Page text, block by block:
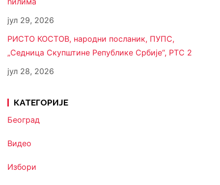
јул 29, 2026
РИСТО КОСТОВ, народни посланик, ПУПС,
„Седница Скупштине Републике Србије“, РТС 2
јул 28, 2026
КАТЕГОРИЈЕ
Београд
Видео
Избори